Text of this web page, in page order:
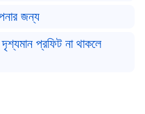
জন্য
প্রফিট না থাকলে